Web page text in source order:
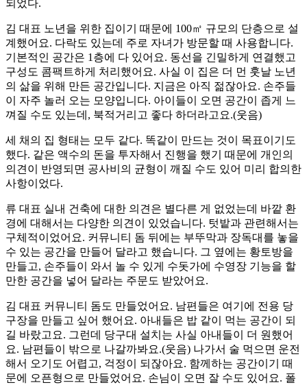
되었다.
김 대표 노년을 위한 집이기 때문에 100㎡ 규모의 단층으로 설
계했어요. 다락도 있는데 주로 자녀가 방문할 때 사용합니다.
기본적인 공간은 1층에 다 있어요. 동선을 긴밀하게 연결했고
구성도 콤팩트하게 처리했어요. 사실 이 집은 더 먼 훗날 노년
의 삶을 위해 만든 공간입니다. 지금은 아직 젊잖아요. 손주들
이 자주 놀러 오는 모양입니다. 아이들이 오면 공간이 좁게 느
껴질 수도 있는데, 북적거리고 좋다 하더라고요.(웃음)
세 채의 집 형태는 모두 같다. 똑같이 만드는 것이 목표이기도
했다. 같은 액수의 돈을 투자해서 진행을 했기 때문에 개인의
의견이 반영되면 공사비의 균형이 깨질 수도 있어 미리 합의한
사항이었다.
류 대표 실내 건축에 대한 의견은 별다른 게 없었는데 바깥 환
경에 대해서는 다양한 의견이 있었습니다. 텃밭과 관련해서는
구체적이었어요. 커뮤니티 돔 뒤에는 부뚜막과 장독대를 놓을
수 있는 공간을 만들어 달라고 했습니다. 그 옆에는 황토방을
만들고, 손주들이 와서 놀 수 있게 수돗가에 수영장 기능을 할
만한 공간을 넣어 달라는 주문도 받았어요.
김 대표 커뮤니티 돔도 만들었어요. 남편들은 여기에 전용 당
구장을 만들고 싶어 했어요. 아내들은 밥 같이 먹는 공간이 되
길 바랐고요. 그런데 당구대 설치는 사실 아내들이 더 원했어
요. 남편들이 밖으로 나갈까봐요.(웃음) 나가서 술 먹으면 운전
해서 오기도 어렵고, 걱정이 되잖아요. 함께하는 공간이기 때
문에 오픈형으로 만들었어요. 손님이 오면 잘 수도 있어요. 폴